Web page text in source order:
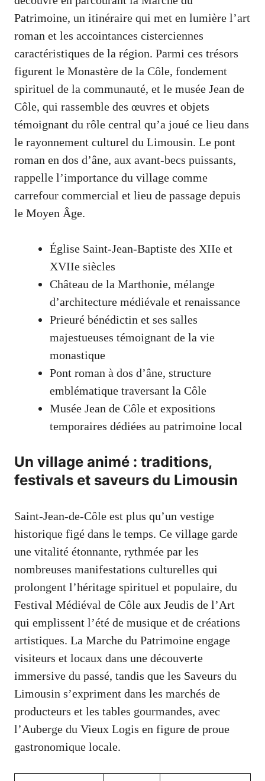
Patrimoine, un itinéraire qui met en lumière l’art
roman et les accointances cisterciennes
caractéristiques de la région. Parmi ces trésors
figurent le Monastère de la Côle, fondement
spirituel de la communauté, et le musée Jean de
Côle, qui rassemble des œuvres et objets
témoignant du rôle central qu’a joué ce lieu dans
le rayonnement culturel du Limousin. Le pont
roman en dos d’âne, aux avant-becs puissants,
rappelle l’importance du village comme
carrefour commercial et lieu de passage depuis
le Moyen Âge.
Église Saint-Jean-Baptiste des XIIe et
XVIIe siècles
Château de la Marthonie, mélange
d’architecture médiévale et renaissance
Prieuré bénédictin et ses salles
majestueuses témoignant de la vie
monastique
Pont roman à dos d’âne, structure
emblématique traversant la Côle
Musée Jean de Côle et expositions
temporaires dédiées au patrimoine local
Un village animé : traditions,
festivals et saveurs du Limousin
Saint-Jean-de-Côle est plus qu’un vestige
historique figé dans le temps. Ce village garde
une vitalité étonnante, rythmée par les
nombreuses manifestations culturelles qui
prolongent l’héritage spirituel et populaire, du
Festival Médiéval de Côle aux Jeudis de l’Art
qui emplissent l’été de musique et de créations
artistiques. La Marche du Patrimoine engage
visiteurs et locaux dans une découverte
immersive du passé, tandis que les Saveurs du
Limousin s’expriment dans les marchés de
producteurs et les tables gourmandes, avec
l’Auberge du Vieux Logis en figure de proue
gastronomique locale.